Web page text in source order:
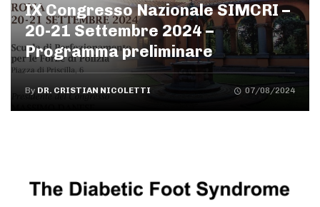
IX Congresso Nazionale SIMCRI –
20-21 Settembre 2024 –
Programma preliminare
By DR. CRISTIAN NICOLETTI 07/08/2024